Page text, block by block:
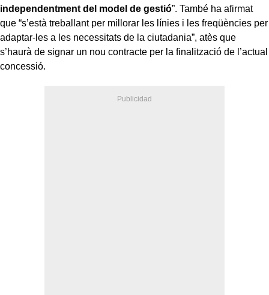
independentment del model de gestió”. També ha afirmat
que “s’està treballant per millorar les línies i les freqüències per
adaptar-les a les necessitats de la ciutadania”, atès que
s’haurà de signar un nou contracte per la finalització de l’actual
concessió.